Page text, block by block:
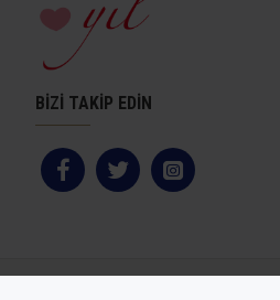
BİZİ TAKİP EDİN